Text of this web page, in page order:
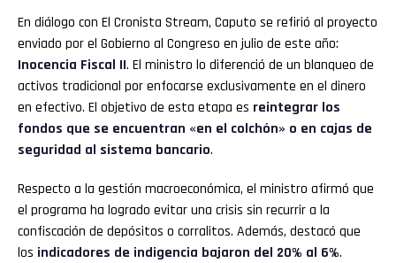
En diálogo con El Cronista Stream, Caputo se refirió al proyecto
enviado por el Gobierno al Congreso en julio de este año:
Inocencia Fiscal II. El ministro lo diferenció de un blanqueo de
activos tradicional por enfocarse exclusivamente en el dinero
en efectivo. El objetivo de esta etapa es reintegrar los
fondos que se encuentran «en el colchón» o en cajas de
seguridad al sistema bancario.
Respecto a la gestión macroeconómica, el ministro afirmó que
el programa ha logrado evitar una crisis sin recurrir a la
confiscación de depósitos o corralitos. Además, destacó que
los indicadores de indigencia bajaron del 20% al 6%.